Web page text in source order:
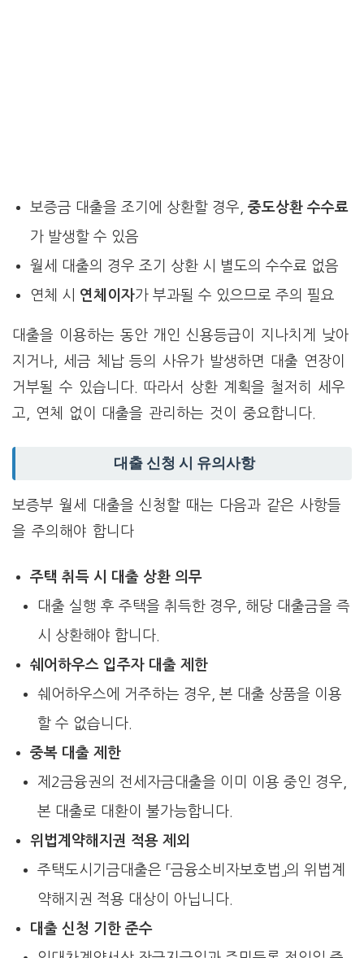
보증금 대출을 조기에 상환할 경우, 중도상환 수수료
가 발생할 수 있음
월세 대출의 경우 조기 상환 시 별도의 수수료 없음
연체 시 연체이자가 부과될 수 있으므로 주의 필요
대출을 이용하는 동안 개인 신용등급이 지나치게 낮아
지거나, 세금 체납 등의 사유가 발생하면 대출 연장이
거부될 수 있습니다. 따라서 상환 계획을 철저히 세우
고, 연체 없이 대출을 관리하는 것이 중요합니다.
대출 신청 시 유의사항
보증부 월세 대출을 신청할 때는 다음과 같은 사항들
을 주의해야 합니다
주택 취득 시 대출 상환 의무
대출 실행 후 주택을 취득한 경우, 해당 대출금을 즉
시 상환해야 합니다.
쉐어하우스 입주자 대출 제한
쉐어하우스에 거주하는 경우, 본 대출 상품을 이용
할 수 없습니다.
중복 대출 제한
제2금융권의 전세자금대출을 이미 이용 중인 경우,
본 대출로 대환이 불가능합니다.
위법계약해지권 적용 제외
주택도시기금대출은 「금융소비자보호법」의 위법계
약해지권 적용 대상이 아닙니다.
대출 신청 기한 준수